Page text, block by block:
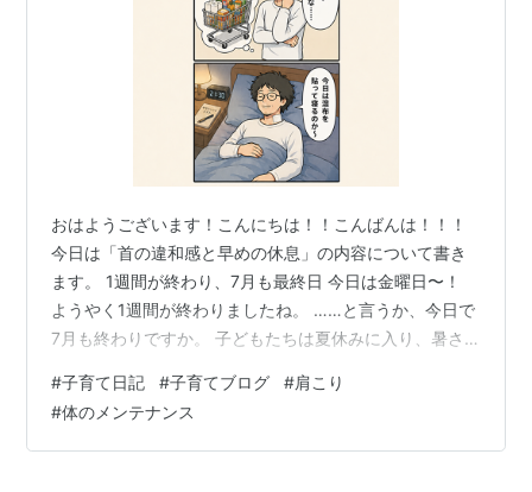
おはようございます！こんにちは！！こんばんは！！！
今日は「首の違和感と早めの休息」の内容について書き
ます。 1週間が終わり、7月も最終日 今日は金曜日〜！
ようやく1週間が終わりましたね。 ……と言うか、今日で
7月も終わりですか。 子どもたちは夏休みに入り、暑さ
り。 毎日暑いですが、もるさん家は今のところ、家族み
んな夏バテすることなく生活できています。 それだけで
もありがたいことですね😊 ただ、そんな我が家の中で、
#子育て日記 #子育てブログ #肩こり
#体のメンテナンス